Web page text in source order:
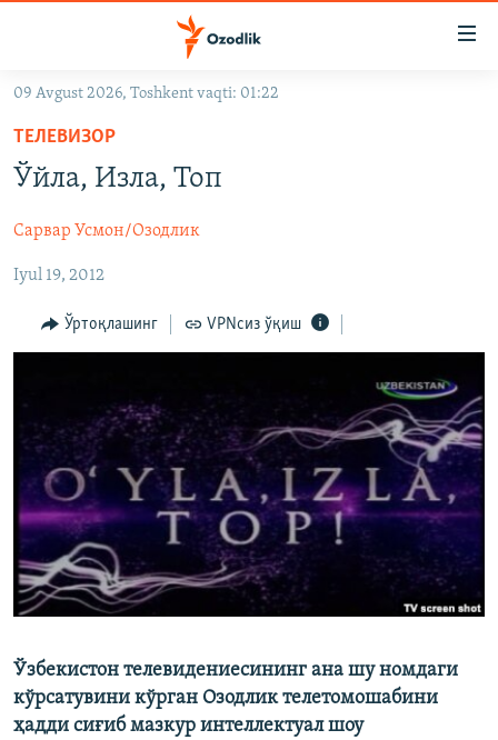
Асосий
навигацияга
ўтинг
ўтинг
OZODVIDEO
OZODARXIV
ИЖТИМОИЙ ТАРМОҚЛАР
Озодлик бошқа тилларда
09 Avgust 2026, Toshkent vaqti: 01:22
ТЕЛЕВИЗОР
Ўйла, Изла, Топ
Сарвар Усмон/Озодлик
Iyul 19, 2012
Ўртоқлашинг VPNсиз ўқиш
Ўзбекистон телевидениесининг ана шу номдаги
кўрсатувини кўрган Озодлик телетомошабини
ҳадди сиғиб мазкур интеллектуал шоу